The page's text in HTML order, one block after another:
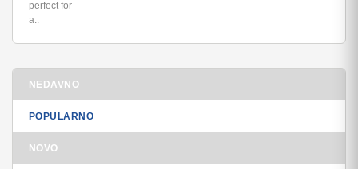
NEDAVNO
POPULARNO
NOVO